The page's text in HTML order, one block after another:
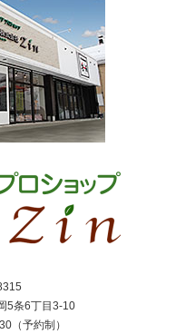
5条6丁目3-10
（予約制）